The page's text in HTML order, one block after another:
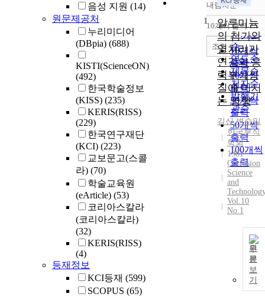
음성 지원 (14)
원문제공처
누리미디어
(DBpia) (688)
KISTI(ScienceON)
(492)
한국학술정보
(KISS) (235)
KERIS(RISS)
(229)
한국연구재단
(KCI) (223)
교보문고(스콜
라) (70)
학술교육원
(eArticle) (53)
코리아스칼라
(코리아스칼라)
(32)
KERIS(RISS)
(4)
등재정보
KCI등재 (599)
SCOPUS (65)
정확도
순
인기도
순
연도순
제목순
저자순
발행기
관순
내림차순
내림차
10개씩 출력
10개씩
출력
20개씩
출력
30개씩
출력
50개씩
출력
100개씩
출력
조회
1
알루미늄
의 첨가와
열처리가
연강의 응
력부식성
질에 미치
는 영향
김신,변수일
한국부식
학회
1981
Corrosion
Science
and
Vol.10
No.1
원
문
보
기